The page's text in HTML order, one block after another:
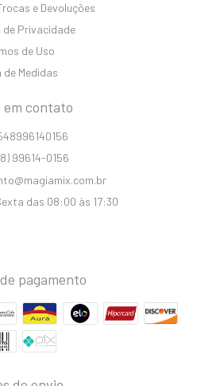
e Devoluções
Privacidade
de Uso
de Medidas
em contato
99614-0156
das 08:00 às 17:30
pagamento